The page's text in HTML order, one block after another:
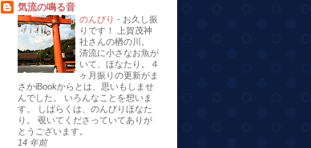
気流の鳴る音
のんびり - お久し振
りです！ 上賀茂神
社さんの楢の川。
清流に小さなお魚が
いて、ほなたり。 4
ヶ月振りの更新がま
さかiBookからとは、思いもしませ
んでした。 いろんなことを想いま
す。 しばらくは、のんびりほなた
り。 覗いてくださっていてありが
とうございます。
14 年前